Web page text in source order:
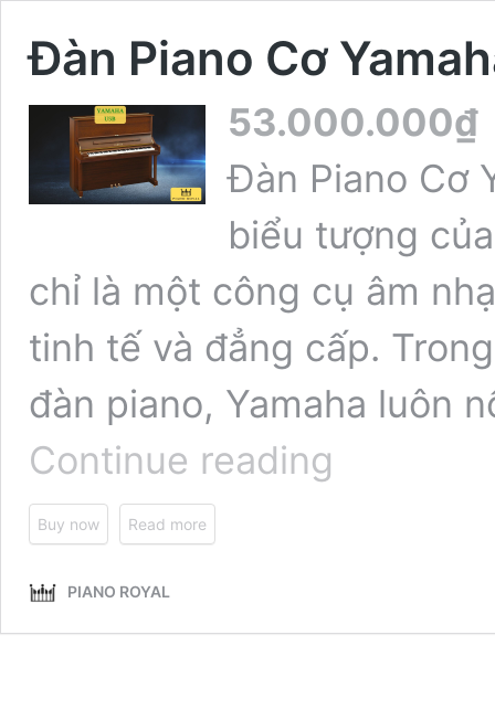
Đàn Piano Cơ
53.000.000₫
Đàn Piano Cơ
biểu tượng
chỉ là một công cụ âm
tinh tế và đẳng cấp.
đàn piano, Yamaha luôn
Continue reading
Buy now Read more
PIANO ROYAL